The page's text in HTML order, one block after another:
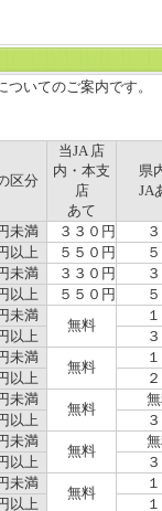
いてのご案内です。
区分
当JA 店
内・本支
店
あて
県
JA
未満 ３３０円
以上
５５０円
未満 ３３０円
以上
５５０円
未満
無料
以上
未満
無料
以上
未満
無料
以上
未満
無料
以上
未満
無料
以上